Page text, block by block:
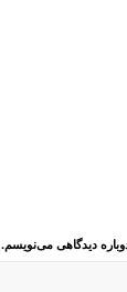
دیدگاهی می‌نویسم.